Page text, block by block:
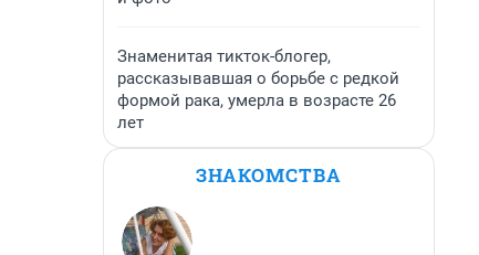
Знаменитая тикток-блогер,
рассказывавшая о борьбе с редкой
формой рака, умерла в возрасте 26
лет
ЗНАКОМСТВА